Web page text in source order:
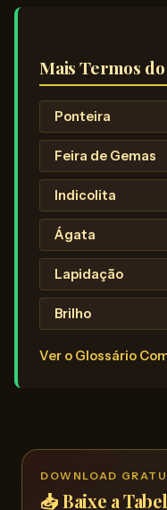
Mais Termos
Ponteira
Feira de Gemas
Indicolita
Ágata
Lapidação
Brilho
Ver o Glossário
DOWNLOAD
📥 Baixe a